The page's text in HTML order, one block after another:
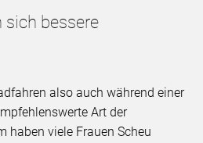
sich bessere
also auch während einer
Art der
haben viele Frauen Scheu